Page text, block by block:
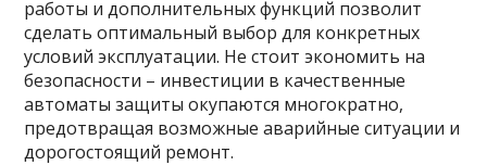
работы и дополнительных функций позволит
сделать оптимальный выбор для конкретных
условий эксплуатации. Не стоит экономить на
безопасности – инвестиции в качественные
автоматы защиты окупаются многократно,
предотвращая возможные аварийные ситуации и
дорогостоящий ремонт.